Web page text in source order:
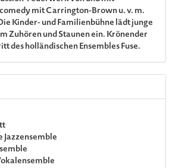
mit Carrington-Brown u. v. m.
Kinder- und Familienbühne lädt junge
Zuhören und Staunen ein. Krönender
des holländischen Ensembles Fuse.
Jazzensemble